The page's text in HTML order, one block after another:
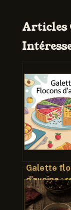
Articles
Galette
d’avoine :
simples,
vraiment